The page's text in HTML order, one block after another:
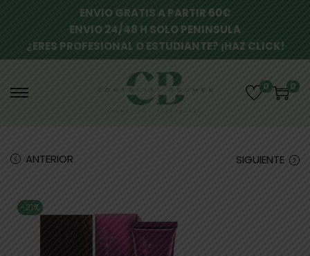
ENVIO GRATIS A PARTIR 60€
ENVIO 24/48 H SOLO PENINSULA
¿ERES PROFESIONAL O ESTUDIANTE? ¡HAZ CLICK!
0 0
ANTERIOR SIGUIENTE
-21%